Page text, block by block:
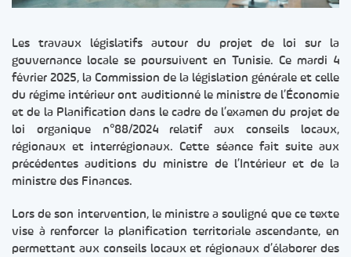
Les travaux législatifs autour du projet de loi sur la
gouvernance locale se poursuivent en Tunisie. Ce mardi 4
février 2025, la Commission de la législation générale et celle
du régime intérieur ont auditionné le ministre de l’Économie
et de la Planification dans le cadre de l’examen du projet de
loi organique n°88/2024 relatif aux conseils locaux,
régionaux et interrégionaux. Cette séance fait suite aux
précédentes auditions du ministre de l’Intérieur et de la
ministre des Finances.
Lors de son intervention, le ministre a souligné que ce texte
vise à renforcer la planification territoriale ascendante, en
permettant aux conseils locaux et régionaux d’élaborer des